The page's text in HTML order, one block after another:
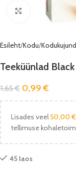
Vaata pilti
Esileht Kodu
Teeküünlad
1,65€ 0,99€
Lisades veel50,00 €
tellimuse
45 laos